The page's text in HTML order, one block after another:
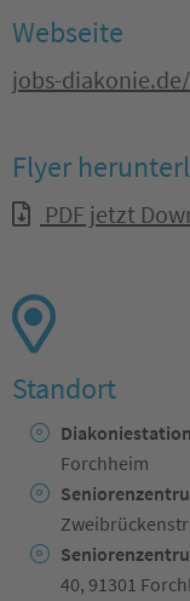
Webseite
jobs-
Flyer
PDF jetzt
Standort
Forchheim
40, 91301